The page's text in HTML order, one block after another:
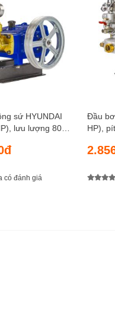
sứ HYUNDAI
80
có đánh giá
Đầu
HP), pít tông inox
kgf/